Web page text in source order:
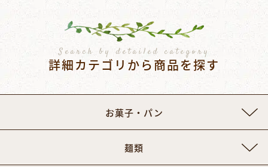
Search by detailed category
詳細カテゴリから商品を探す
お菓子・パン
麺類